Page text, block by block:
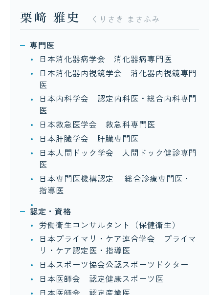
栗﨑 雅史 くりさき まさふみ
専門医
日本消化器病学会 消化器病専門医
日本消化器内視鏡学会 消化器内視鏡専門
医
日本内科学会 認定内科医・総合内科専門
医
日本救急医学会 救急科専門医
日本肝臓学会 肝臓専門医
日本人間ドック学会 人間ドック健診専門
医
日本専門医機構認定 総合診療専門医・
指導医
認定・資格
労働衛生コンサルタント（保健衛生）
日本プライマリ・ケア連合学会 プライマ
リ・ケア認定医・指導医
日本スポーツ協会公認スポーツドクター
日本医師会 認定健康スポーツ医
日本医師会 認定産業医